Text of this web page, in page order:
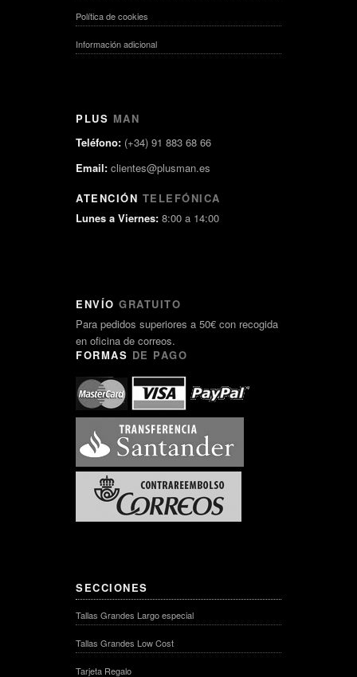
Política de cookies
Información adicional
PLUS MAN
Teléfono: (+34) 91 883 68 66
Email: clientes@plusman.es
ATENCIÓN TELEFÓNICA
Lunes a Viernes: 8:00 a 14:00
ENVÍO GRATUITO
Para pedidos superiores a 50€ con recogida
en oficina de correos.
FORMAS DE PAGO
SECCIONES
Tallas Grandes Largo especial
Tallas Grandes Low Cost
Tarjeta Regalo